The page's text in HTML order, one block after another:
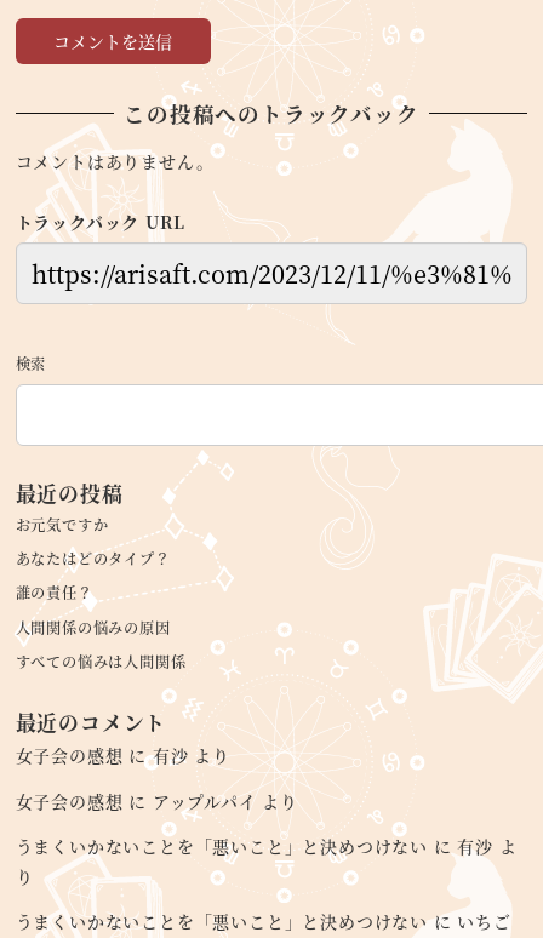
この投稿へのトラックバック
コメントはありません。
トラックバック URL
検索
最近の投稿
お元気ですか
あなたはどのタイプ？
誰の責任？
人間関係の悩みの原因
すべての悩みは人間関係
最近のコメント
女子会の感想 に有沙 より
女子会の感想 に アップルパイ より
うまくいかないことを「悪いこと」と決めつけない に有沙 よ
り
うまくいかないことを「悪いこと」と決めつけないに いちご